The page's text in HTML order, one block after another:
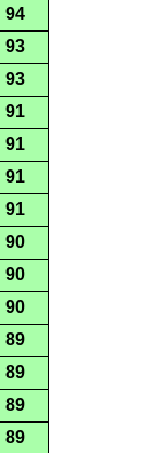
94
93
93
91
91
91
91
90
90
90
89
89
89
89